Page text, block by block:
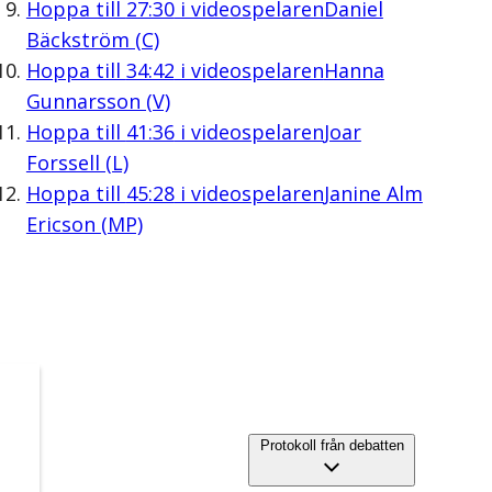
Hoppa till 27:30i videospelarenDaniel
Bäckström (C)
Hoppa till 34:42 i videospelarenHanna
Gunnarsson (V)
Hoppa till 41:36i videospelarenJoar
Forssell (L)
Hoppa till 45:28i videospelarenJanine Alm
Ericson (MP)
Protokoll från debatten